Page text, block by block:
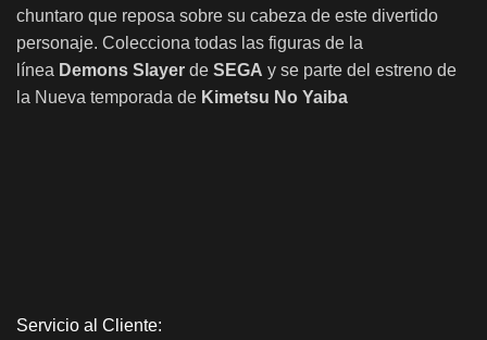
chuntaro que reposa sobre su cabeza de este divertido
personaje. Colecciona todas las figuras de la
línea Demons Slayer de SEGA y se parte del estreno de
la Nueva temporada de Kimetsu No Yaiba
Servicio al Cliente: